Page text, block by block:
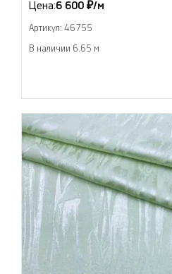
Цена:6 600 ₽/м
Артикул: 46755
В наличии 6.65 м